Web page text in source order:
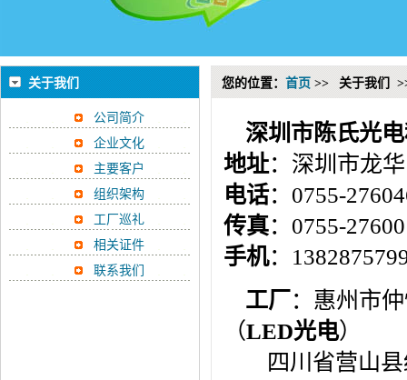
关于我们
公司简介
企业文化
主要客户
组织架构
工厂巡礼
相关证件
联系我们
您的位置： 首页 >> 关于我们
深圳市陈氏光
地址：深圳市龙
电话：0755-
传真：0755-
手机：
工厂
：惠州市
（LED光电）
四川省营山县